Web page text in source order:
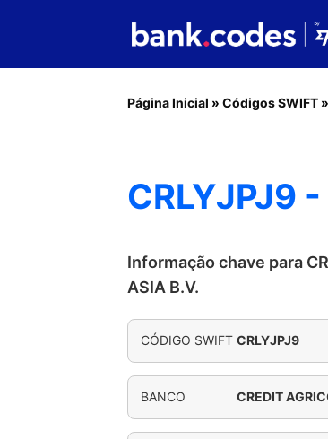
Página Inicial » Códigos SWIFT »
CRLYJPJ9 -
Informação chave para
ASIA B.V.
CÓDIGO SWIFT CRLYJPJ9
BANCO CREDIT